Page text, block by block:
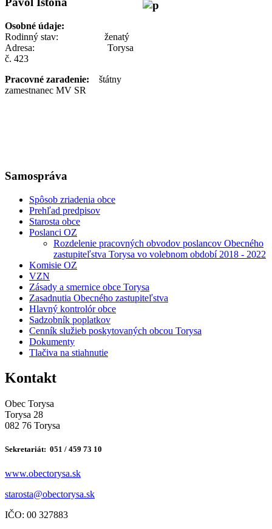
Osobné údaje:
Rodinný stav: ženatý
Adresa: Torysa
č. 423
Pracovné zaradenie: štátny
zamestnanec MV SR
Samospráva
Spôsob zriadenia obce
Prehľad predpisov
Starosta obce
Poslanci OZ
Rozdelenie pracovných obvodov poslancov Obecného
zastupiteľstva Torysa vo volebnom období 2018 - 2022
Komisie OZ
VZN
Zásady a smernice obce Torysa
Zasadnutia Obecného zastupiteľstva
Hlavný kontrolór obce
Sadzobník poplatkov
Cenník služieb poskytovaných obcou Torysa
Dokumenty
Tlačiva na stiahnutie
Kontakt
Obec Torysa
Torysa 28
082 76 Torysa
Sekretariát: 051 / 459 73 10
www.obectorysa.sk
starosta@obectorysa.sk
IČO: 00 327883